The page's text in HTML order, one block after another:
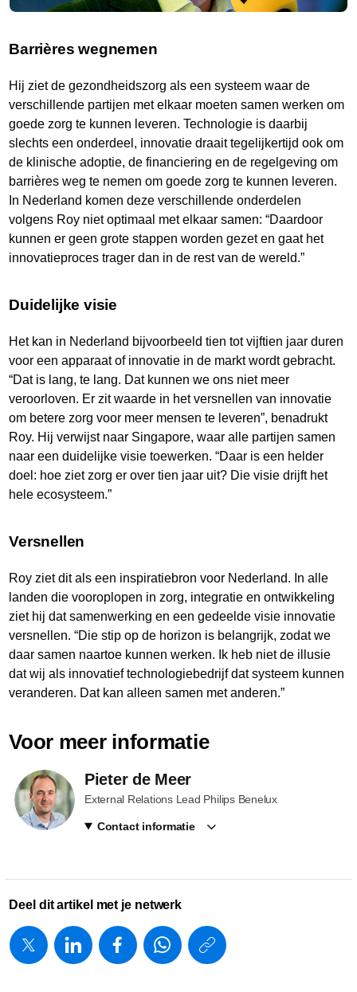
Barrières wegnemen
Hij ziet de gezondheidszorg als een systeem waar de
verschillende partijen met elkaar moeten samen werken om
goede zorg te kunnen leveren. Technologie is daarbij
slechts een onderdeel, innovatie draait tegelijkertijd ook om
de klinische adoptie, de financiering en de regelgeving om
barrières weg te nemen om goede zorg te kunnen leveren.
In Nederland komen deze verschillende onderdelen
volgens Roy niet optimaal met elkaar samen: “Daardoor
kunnen er geen grote stappen worden gezet en gaat het
innovatieproces trager dan in de rest van de wereld.”
Duidelijke visie
Het kan in Nederland bijvoorbeeld tien tot vijftien jaar duren
voor een apparaat of innovatie in de markt wordt gebracht.
“Dat is lang, te lang. Dat kunnen we ons niet meer
veroorloven. Er zit waarde in het versnellen van innovatie
om betere zorg voor meer mensen te leveren”, benadrukt
Roy. Hij verwijst naar Singapore, waar alle partijen samen
naar een duidelijke visie toewerken. “Daar is een helder
doel: hoe ziet zorg er over tien jaar uit? Die visie drijft het
hele ecosysteem.”
Versnellen
Roy ziet dit als een inspiratiebron voor Nederland. In alle
landen die vooroplopen in zorg, integratie en ontwikkeling
ziet hij dat samenwerking en een gedeelde visie innovatie
versnellen. “Die stip op de horizon is belangrijk, zodat we
daar samen naartoe kunnen werken. Ik heb niet de illusie
dat wij als innovatief technologiebedrijf dat systeem kunnen
veranderen. Dat kan alleen samen met anderen.”
Voor meer informatie
Pieter de Meer
External Relations Lead Philips Benelux
Contact informatie
Deel dit artikel met je netwerk
https://